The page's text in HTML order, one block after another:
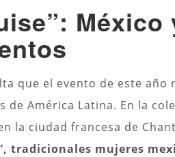
México
que el evento de este
de América Latina. En la
la ciudad francesa de
tradicionales mujeres